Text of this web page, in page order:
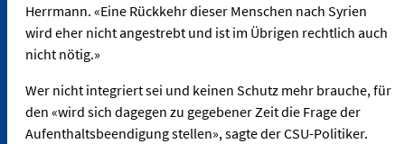
Herrmann. «Eine Rückkehr dieser Menschen nach Syrien
wird eher nicht angestrebt und ist im Übrigen rechtlich auch
nicht nötig.»
Wer nicht integriert sei und keinen Schutz mehr brauche, für
den «wird sich dagegen zu gegebener Zeit die Frage der
Aufenthaltsbeendigung stellen», sagte der CSU-Politiker.